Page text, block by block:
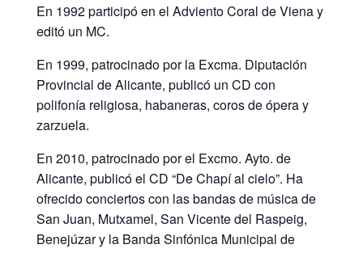
En 1992 participó en el Adviento Coral de Viena y
editó un MC.
En 1999, patrocinado por la Excma. Diputación
Provincial de Alicante, publi­có un CD con
polifonía religiosa, habaneras, coros de ópera y
zarzuela.
En 2010, patrocinado por el Excmo. Ayto. de
Alicante, publicó el CD “De Chapí al cielo”. Ha
ofrecido conciertos con las bandas de música de
San Juan, Mu­txamel, San Vicente del Raspeig,
Benejúzar y la Banda Sinfónica Municipal de